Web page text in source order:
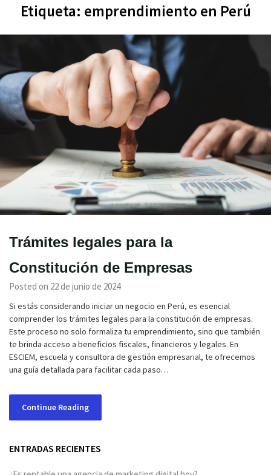
Etiqueta: emprendimiento en Perú
Trámites legales para la
Constitución de Empresas
Posted on 22 de junio de 2024
Si estás considerando iniciar un negocio en Perú, es esencial
comprender los trámites legales para la constitución de empresas.
Este proceso no solo formaliza tu emprendimiento, sino que también
te brinda acceso a beneficios fiscales, financieros y legales. En
ESCIEM, escuela y consultora de gestión empresarial, te ofrecemos
una guía detallada para facilitar cada paso…
Continue Reading
ENTRADAS RECIENTES